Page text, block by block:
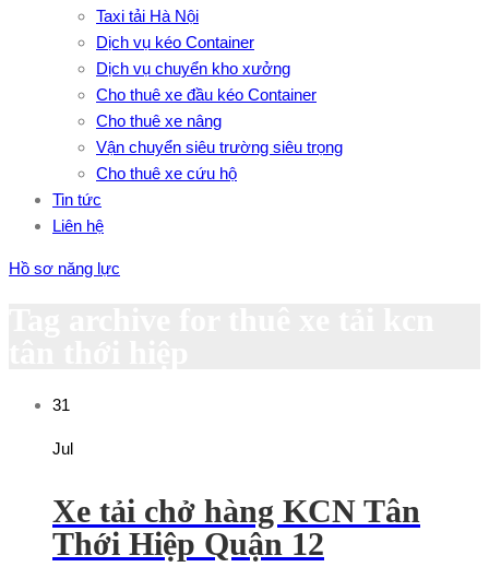
Taxi tải Hà Nội
Dịch vụ kéo Container
Dịch vụ chuyển kho xưởng
Cho thuê xe đầu kéo Container
Cho thuê xe nâng
Vận chuyển siêu trường siêu trọng
Cho thuê xe cứu hộ
Tin tức
Liên hệ
Hồ sơ năng lực
31
Jul
Xe tải chở hàng KCN Tân
Thới Hiệp Quận 12